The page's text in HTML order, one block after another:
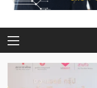
PRIMARY
MENU